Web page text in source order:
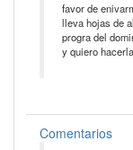
favor de
lleva hojas de
progra del
y quiero
Comentarios